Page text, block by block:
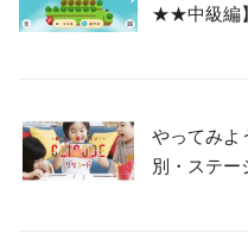
★★中級編
やってみよ
別・ステー